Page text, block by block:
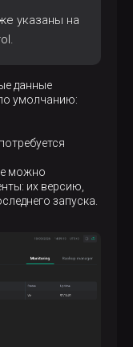
указаны на
данные
умолчанию:
можно
их версию,
запуска.